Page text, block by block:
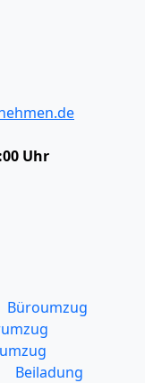
Uhr
Büroumzug
Beiladung